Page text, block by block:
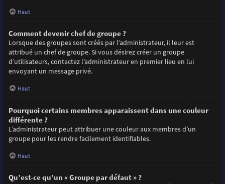
Haut
Comment devenir chef de groupe ?
Lorsque des groupes sont créés par l’administrateur, il leur est
attribué un chef de groupe. Si vous désirez créer un groupe
d’utilisateurs, contactez l’administrateur en premier lieu en lui
envoyant un message privé.
Haut
Pourquoi certains membres apparaissent dans une couleur
différente ?
L’administrateur peut attribuer une couleur aux membres d’un
groupe pour les rendre facilement identifiables.
Haut
Qu’est-ce qu’un « Groupe par défaut » ?